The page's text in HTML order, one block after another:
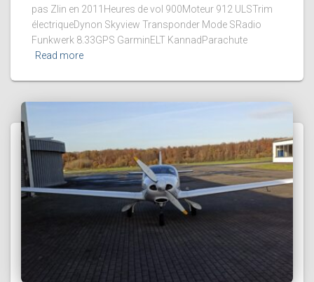
pas Zlin en 2011Heures de vol 900Moteur 912 ULSTrim
électriqueDynon Skyview Transponder Mode SRadio
Funkwerk 8.33GPS GarminELT KannadParachute
Read more